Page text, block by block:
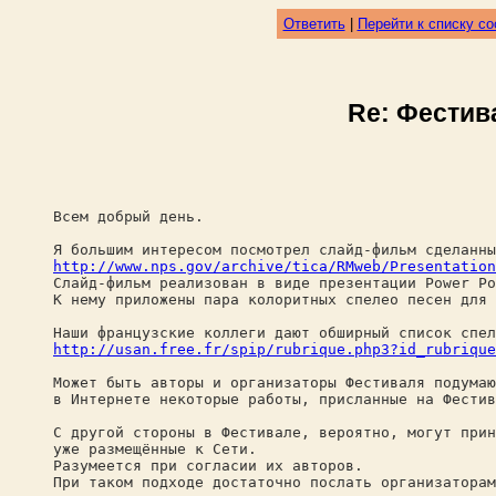
Ответить| Перейти к списку
Re:
Всем добрый день.
Я большим интересом посмотрел слайд-фильм
http://www.nps.gov/archive/tica/RMweb/
Слайд-фильм реализован в виде презентации Power
К нему приложены пара колоритных спелео песен для
Наши французские коллеги дают обширный список
http://usan.free.fr/spip/
Может быть авторы и организаторы Фестиваля
в Интернете некоторые работы, присланные на
С другой стороны в Фестивале, вероятно, могут
уже размещённые к Сети.
Разумеется при согласии их авторов.
При таком подходе достаточно послать